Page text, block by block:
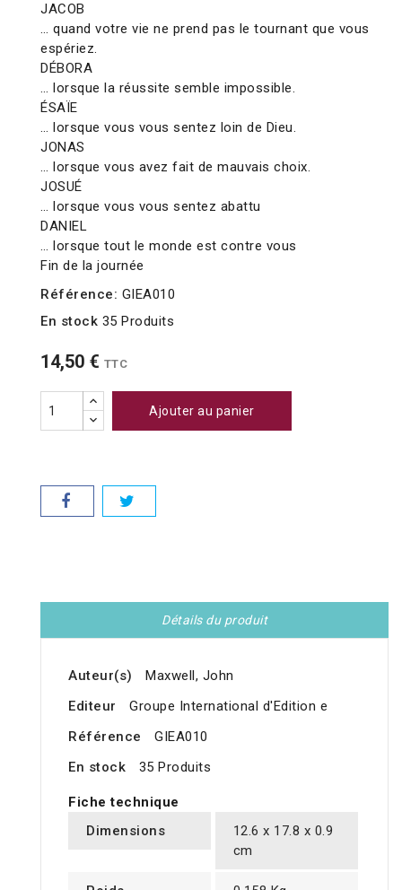
JACOB
… quand votre vie ne prend pas le tournant que vous
espériez.
DÉBORA
… lorsque la réussite semble impossible.
ÉSAÏE
… lorsque vous vous sentez loin de Dieu.
JONAS
… lorsque vous avez fait de mauvais choix.
JOSUÉ
… lorsque vous vous sentez abattu
DANIEL
… lorsque tout le monde est contre vous
Fin de la journée
Référence: GIEA010
En stock 35 Produits
14,50 € TTC
Ajouter au panier
Détails du produit
Auteur(s)
Maxwell, John
Editeur
Groupe International d'Edition e
Référence
GIEA010
En stock
35 Produits
Fiche technique
Dimensions
12.6 x 17.8 x 0.9
cm